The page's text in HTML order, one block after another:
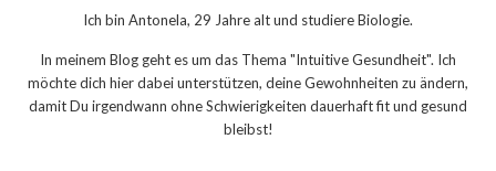
Ich bin Antonela, 29 Jahre alt und studiere Biologie.
In meinem Blog geht es um das Thema "Intuitive Gesundheit". Ich
möchte dich hier dabei unterstützen, deine Gewohnheiten zu ändern,
damit Du irgendwann ohne Schwierigkeiten dauerhaft fit und gesund
bleibst!